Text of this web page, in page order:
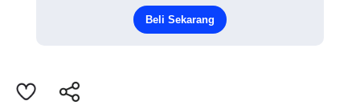
Kami lanjut duduk di bangku taman belakang
sekolah. Suara langkah kaki...
Beli Sekarang